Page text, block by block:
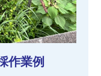
作業例